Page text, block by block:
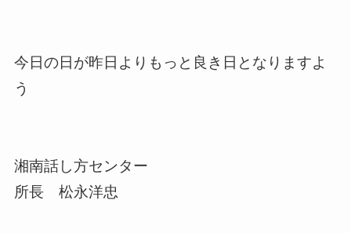
今日の日が昨日よりもっと良き日となりますよ
う
湘南話し方センター
所長 松永洋忠